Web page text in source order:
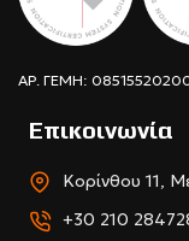
ΑΡ. ΓΕΜΗ:
Επικοινωνία
Κορίνθου 11,
+30 210